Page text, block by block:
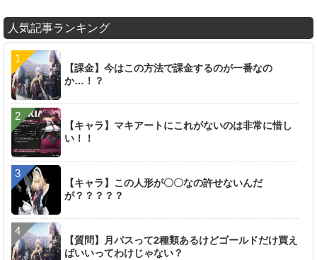
人気記事ランキング
【課金】今はこの方法で課金するのが一番なの
か…！？
【キャラ】マキアートにこれがないのは非常に惜し
い！！
【キャラ】この人形が〇〇なの許せないんだ
が？？？？？
【質問】月パスって2種類あるけどゴールドだけ買え
ばいいってわけじゃない？